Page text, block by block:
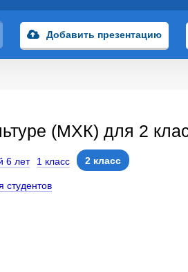
Добавить презентацию
(МХК) для 2
6 лет 1 класс 2 класс
студентов